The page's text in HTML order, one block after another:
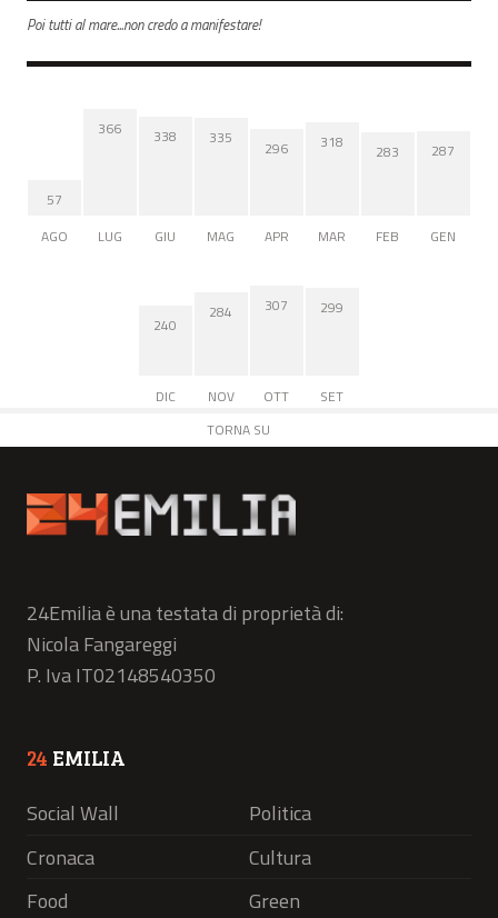
Poi tutti al mare...non credo a manifestare!
57
AGO
366
LUG
338
GIU
335
MAG
296
APR
318
MAR
283
FEB
287
GEN
240
DIC
284
NOV
307
OTT
299
SET
TORNA SU
24Emilia è una testata di proprietà di:
Nicola Fangareggi
P. Iva IT02148540350
24 EMILIA
Social Wall
Politica
Cronaca
Cultura
Food
Green